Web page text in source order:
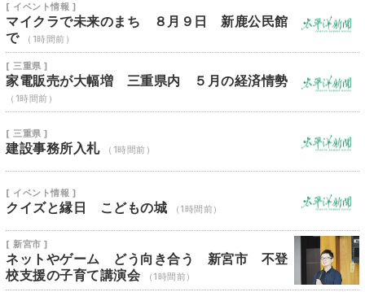
[ イベント情報 ]
マイクラで未来のまち ８月９日 新鹿公民館
で
（1時間前）
[ 三重県 ]
家電販売が大幅増 三重県内 ５月の経済情勢
（1時間前）
[ 三重県 ]
建設事務所入札 （1時間前）
[ イベント情報 ]
クイズと縁日 こどもの城 （1時間前）
[ 新宮市 ]
ネットやゲーム どう向き合う 新宮市 不登
校支援の子育て講演会
（1時間前）